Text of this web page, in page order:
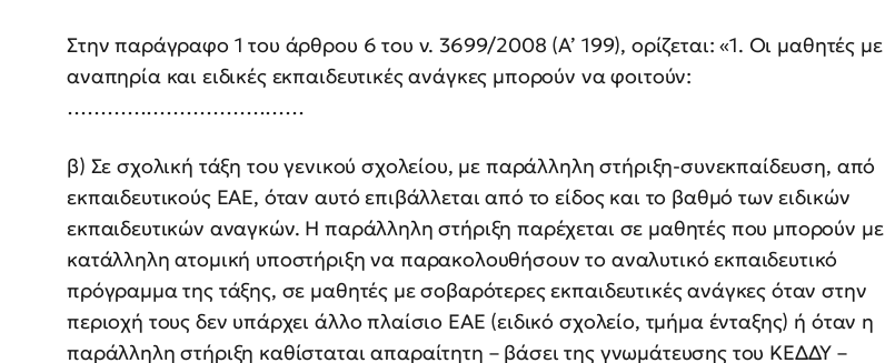
Στην παράγραφο 1 του άρθρου 6 του ν. 3699/2008 (Α’ 199), ορίζεται: «1. Οι μαθητές με
αναπηρία και ειδικές εκπαιδευτικές ανάγκες μπορούν να φοιτούν:
………………………………
β) Σε σχολική τάξη του γενικού σχολείου, με παράλληλη στήριξη-συνεκπαίδευση, από
εκπαιδευτικούς ΕΑΕ, όταν αυτό επιβάλλεται από το είδος και το βαθμό των ειδικών
εκπαιδευτικών αναγκών. Η παράλληλη στήριξη παρέχεται σε μαθητές που μπορούν με
κατάλληλη ατομική υποστήριξη να παρακολουθήσουν το αναλυτικό εκπαιδευτικό
πρόγραμμα της τάξης, σε μαθητές με σοβαρότερες εκπαιδευτικές ανάγκες όταν στην
περιοχή τους δεν υπάρχει άλλο πλαίσιο ΕΑΕ (ειδικό σχολείο, τμήμα ένταξης) ή όταν η
παράλληλη στήριξη καθίσταται απαραίτητη – βάσει της γνωμάτευσης του ΚΕΔΔΥ –